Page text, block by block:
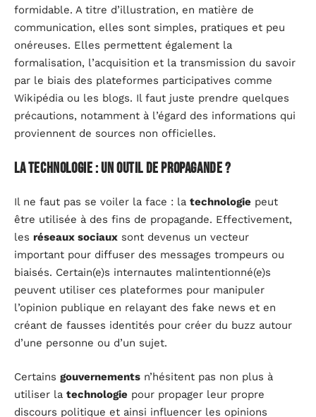
formidable. A titre d’illustration, en matière de
communication, elles sont simples, pratiques et peu
onéreuses. Elles permettent également la
formalisation, l’acquisition et la transmission du savoir
par le biais des plateformes participatives comme
Wikipédia ou les blogs. Il faut juste prendre quelques
précautions, notamment à l’égard des informations qui
proviennent de sources non officielles.
La technologie : un outil de propagande ?
Il ne faut pas se voiler la face : la technologie peut
être utilisée à des fins de propagande. Effectivement,
les réseaux sociaux sont devenus un vecteur
important pour diffuser des messages trompeurs ou
biaisés. Certain(e)s internautes malintentionné(e)s
peuvent utiliser ces plateformes pour manipuler
l’opinion publique en relayant des fake news et en
créant de fausses identités pour créer du buzz autour
d’une personne ou d’un sujet.
Certains gouvernements n’hésitent pas non plus à
utiliser la technologie pour propager leur propre
discours politique et ainsi influencer les opinions